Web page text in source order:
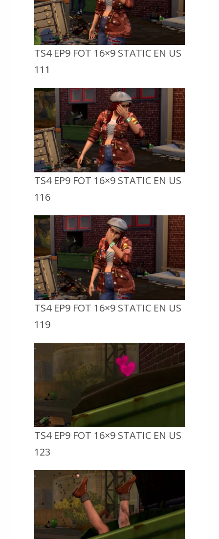
TS4 EP9 FOT 16×9 STATIC EN US
111
TS4 EP9 FOT 16×9 STATIC EN US
116
TS4 EP9 FOT 16×9 STATIC EN US
119
TS4 EP9 FOT 16×9 STATIC EN US
123